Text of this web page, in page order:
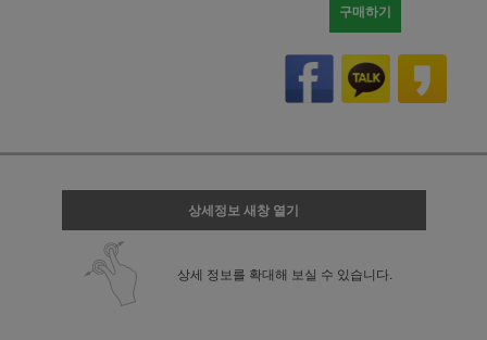
구매하기
상세정보 새창 열기
상세 정보를 확대해 보실 수 있습니다.